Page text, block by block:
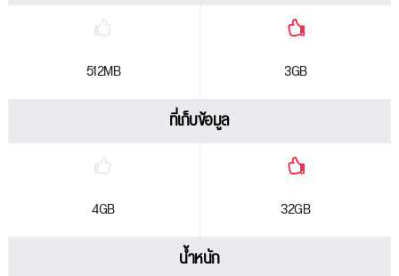
512MB 3GB
ที่เก็บข้อมูล
4GB 32GB
น้ำหนัก